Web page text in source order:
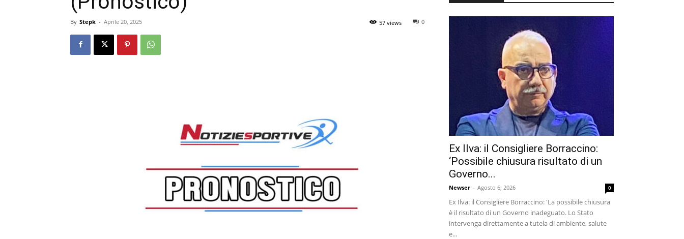
By Stepk - Aprile 20, 2025 0
57 views
Ex Ilva: il Consigliere Borraccino:
‘Possibile chiusura risultato di un
Governo...
Newser - Agosto 6, 2026 0
Ex Ilva: il Consigliere Borraccino: 'La possibile chiusura
è il risultato di un Governo inadeguato. Lo Stato
intervenga direttamente a tutela di ambiente, salute
e...